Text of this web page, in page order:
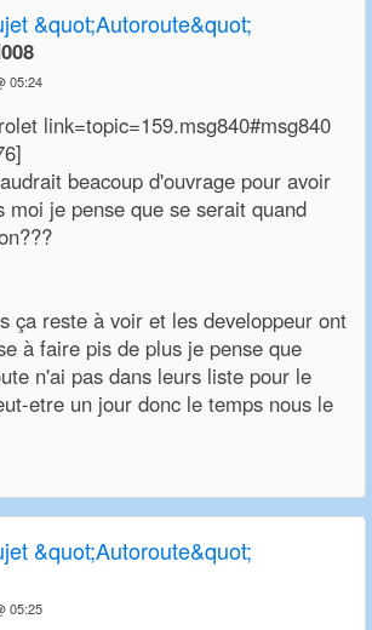
&quot;Autoroute&quot;
05:24
link=topic=159.msg840#msg840
beacoup d'ouvrage pour avoir
moi je pense que se serait quand
ça reste à voir et les developpeur ont
à faire pis de plus je pense que
n'ai pas dans leurs liste pour le
etre un jour donc le temps nous le
&quot;Autoroute&quot;
05:25